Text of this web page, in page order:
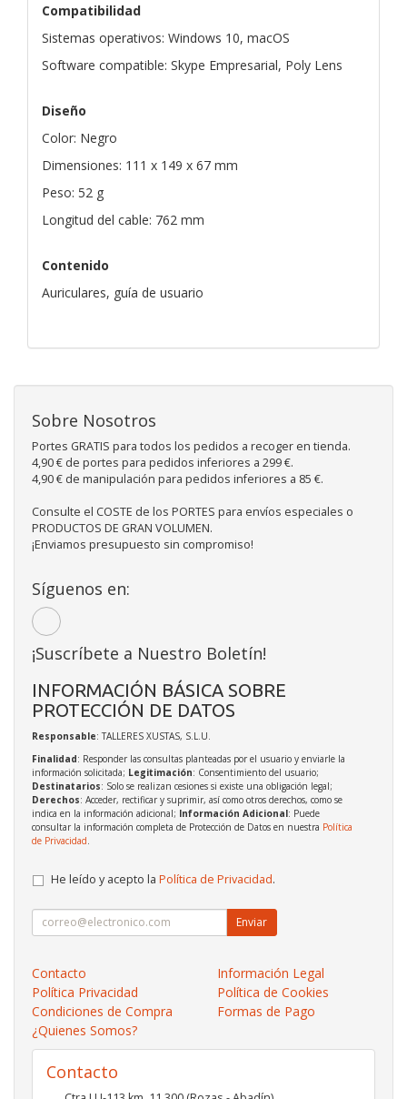
Compatibilidad
Sistemas operativos: Windows 10, macOS
Software compatible: Skype Empresarial, Poly Lens
Diseño
Color: Negro
Dimensiones: 111 x 149 x 67 mm
Peso: 52 g
Longitud del cable: 762 mm
Contenido
Auriculares, guía de usuario
Sobre Nosotros
Portes GRATIS para todos los pedidos a recoger en tienda.
4,90 € de portes para pedidos inferiores a 299 €.
4,90 € de manipulación para pedidos inferiores a 85 €.
Consulte el COSTE de los PORTES para envíos especiales o
PRODUCTOS DE GRAN VOLUMEN.
¡Enviamos presupuesto sin compromiso!
Síguenos en:
¡Suscríbete a Nuestro Boletín!
INFORMACIÓN BÁSICA SOBRE
PROTECCIÓN DE DATOS
Responsable: TALLERES XUSTAS, S.L.U.
Finalidad: Responder las consultas planteadas por el usuario y enviarle la
información solicitada; Legitimación: Consentimiento del usuario;
Destinatarios: Solo se realizan cesiones si existe una obligación legal;
Derechos: Acceder, rectificar y suprimir, así como otros derechos, como se
indica en la información adicional; Información Adicional: Puede
consultar la información completa de Protección de Datos en nuestra Política
de Privacidad
He leído y acepto la Política de Privacidad.
Enviar
Contacto
Información Legal
Política Privacidad
Política de Cookies
Condiciones de Compra
Formas de Pago
¿Quienes Somos?
Contacto